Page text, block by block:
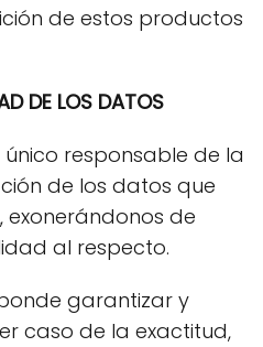
de estos productos
DE LOS DATOS
responsable de la
de los datos que
, exonerándonos de
al respecto.
garantizar y
caso de la exactitud,